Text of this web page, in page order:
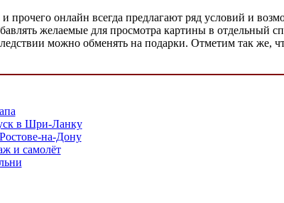
прочего онлайн всегда предлагают ряд условий и
желаемые для просмотра картины в отдельный
можно обменять на подарки. Отметим так же,
в Шри-Ланку
на-Дону
и самолёт